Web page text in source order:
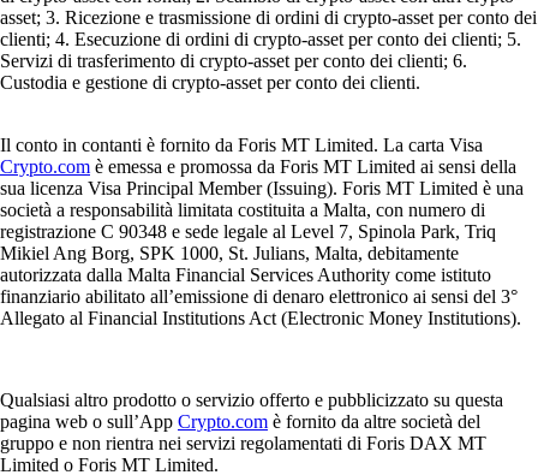
asset; 3. Ricezione e trasmissione di ordini di crypto-asset per conto dei
clienti; 4. Esecuzione di ordini di crypto-asset per conto dei clienti; 5.
Servizi di trasferimento di crypto-asset per conto dei clienti; 6.
Custodia e gestione di crypto-asset per conto dei clienti.
Il conto in contanti è fornito da Foris MT Limited. La carta Visa
Crypto.com è emessa e promossa da Foris MT Limited ai sensi della
sua licenza Visa Principal Member (Issuing). Foris MT Limited è una
società a responsabilità limitata costituita a Malta, con numero di
registrazione C 90348 e sede legale al Level 7, Spinola Park, Triq
Mikiel Ang Borg, SPK 1000, St. Julians, Malta, debitamente
autorizzata dalla Malta Financial Services Authority come istituto
finanziario abilitato all’emissione di denaro elettronico ai sensi del 3°
Allegato al Financial Institutions Act (Electronic Money Institutions).
Qualsiasi altro prodotto o servizio offerto e pubblicizzato su questa
pagina web o sull’App Crypto.com è fornito da altre società del
gruppo e non rientra nei servizi regolamentati di Foris DAX MT
Limited o Foris MT Limited.